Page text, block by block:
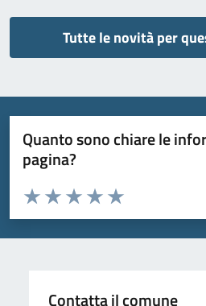
Tutte le novità per
Quanto sono chiare le
pagina?
Valuta da 1 a 5 stelle la pagina
Valuta 5 stelle su
Valuta 4 stelle su 5
Valuta 3 stelle su 5
Valuta 2 stelle su 5
Valuta 1 stelle su 5
Contatta il comune